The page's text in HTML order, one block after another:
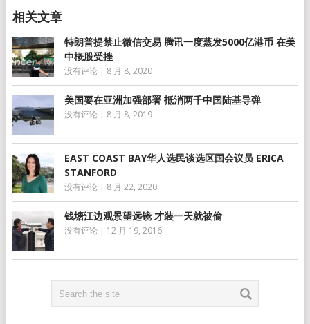
特朗普提禁止微信交易 腾讯一度蒸发5000亿港币 在美
中概股受挫
没有评论 | 8 月 8, 2020
美国要在亚洲加强部署 抵消两千中国陆基导弹
没有评论 | 8 月 8, 2019
EAST COAST BAY华人选民谈选区国会议员 ERICA
STANFORD
没有评论 | 8 月 22, 2020
钱塘江边观景望远镜 才装一天就被偷
没有评论 | 12 月 19, 2016